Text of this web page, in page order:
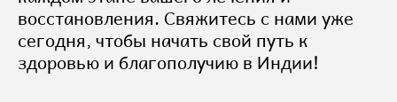
восстановления. Свяжитесь с нами уже
сегодня, чтобы начать свой путь к
здоровью и благополучию в Индии!